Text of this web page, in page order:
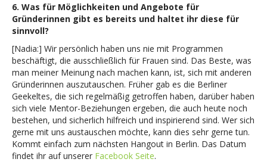
6. Was für Möglichkeiten und Angebote für
Gründerinnen gibt es bereits und haltet ihr diese für
sinnvoll?
[Nadia:] Wir persönlich haben uns nie mit Programmen
beschäftigt, die ausschließlich für Frauen sind. Das Beste, was
man meiner Meinung nach machen kann, ist, sich mit anderen
Gründerinnen auszutauschen. Früher gab es die Berliner
Geekeltes, die sich regelmäßig getroffen haben, darüber haben
sich viele Mentor-Beziehungen ergeben, die auch heute noch
bestehen, und sicherlich hilfreich und inspirierend sind. Wer sich
gerne mit uns austauschen möchte, kann dies sehr gerne tun.
Kommt einfach zum nächsten Hangout in Berlin. Das Datum
findet ihr auf unserer Facebook Seite.